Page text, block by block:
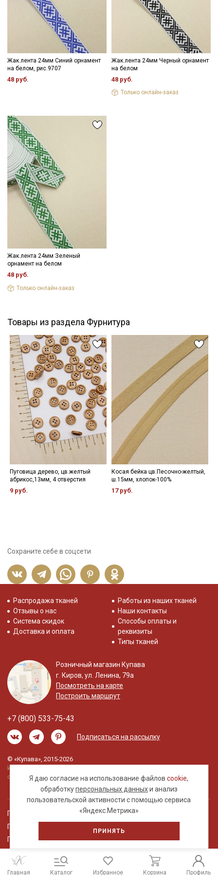
Цветопередача (тон) может отличаться от оригинального
цвета ткани в зависимости от настроек вашего монитора и в
зависимости от партии.
Жак.лента 24мм Синий орнамент
на белом, рис.9707
48 руб.
Жак.лента 24мм Черный орнамент
на белом
48 руб.
Только онлайн-заказ
Жак.лента 24мм Зеленый
орнамент на белом
48 руб.
Только онлайн-заказ
Товары из раздела Фурнитура
Пуговица дерево, цв.желтый
абрикос,13мм, 4 отверстия
9 руб.
Косая бейка цв.Песочно-желтый,
ш.15мм, хлопок-100%
17 руб.
Сохраните себе в соцсети
Я даю согласие на использование файловcookie,
обработкуперсональных данныхи анализ
пользовательской активности с помощью сервиса
«Яндекс.Метрика»
ПРИНЯТЬ
Распродажа тканей
Отзывы о нас
Система скидок
Доставка и оплата
Работы из наших тканей
Наши контакты
Способы оплаты и
реквизиты
Типы тканей
Розничный магазин Купава
г. Киров, ул. Ленина, 79а
Посмотреть на карте
Построить маршрут
+7 (800) 533-75-43
Подписаться на рассылку
© «Купава», 2015-2026
Информация на сайте не является публичной
офертой.
Правовая информация
Политика обработки персональных данных
Пользовательское соглашение
Главная Каталог Избранное Корзина Профиль
Ознакомлен(а) сПолитикой обработки персональных
данныхи даюСогласие на обработку персональных
данных
Согласие на получение рекламных и